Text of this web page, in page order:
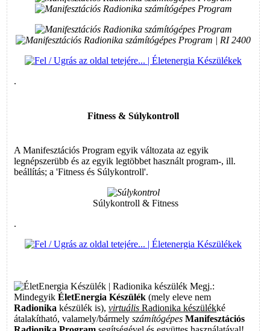
.
Fitness & Súlykontroll
A Manifesztációs Program egyik változata az egyik
legnépszerübb és az egyik legtöbbet használt program-, ill.
beállítás; a 'Fitness és Súlykontroll'.
Súlykontroll & Fitness
.
Megj.:
Mindegyik ÉletEnergia Készülék (mely eleve nem
Radionika készülék is), virtuális Radionika készülékké
átalakítható, valamely/bármely számítógépes Manifesztációs